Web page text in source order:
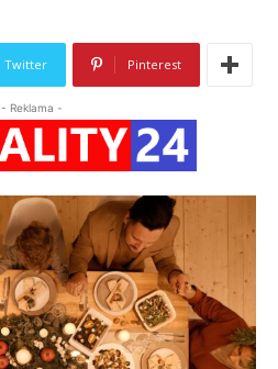
Twitter Pinterest
- Reklama -